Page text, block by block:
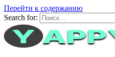
Перейти к содержанию
Search for: